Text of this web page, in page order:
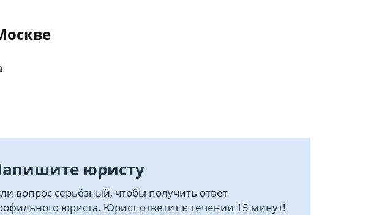
юристу
вопрос серьёзный, чтобы получить ответ
юриста. Юрист ответит в течении 15 минут!